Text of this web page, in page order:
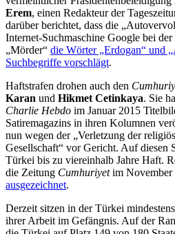
Erem, einen Redakteur der
darüber berichtet, dass die
Internet-Suchmaschine Google bei
„Mörder“ die Wörter „Erdogan“ und
Suchbegriffe vorschlägt.
Haftstrafen drohen auch den
Karan und Hikmet Cetinkaya. Sie
Charlie Hebdo im Januar 2015
Satiremagazins in ihren Kolumnen
nun wegen der „Verletzung der
Gesellschaft“ vor Gericht. Auf diesen
Türkei bis zu viereinhalb Jahre Haft.
die Zeitung Cumhuriyetim November
ausgezeichnet.
Derzeit sitzen in der Türkei
ihrer Arbeit im Gefängnis. Auf der